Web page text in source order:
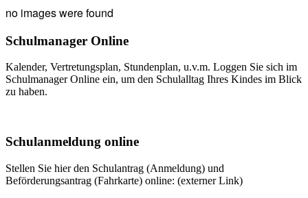
no images were found
Schulmanager Online
Kalender, Vertretungsplan, Stundenplan, u.v.m. Loggen Sie sich im
Schulmanager Online ein, um den Schulalltag Ihres Kindes im Blick
zu haben.
Schulanmeldung online
Stellen Sie hier den Schulantrag (Anmeldung) und
Beförderungsantrag (Fahrkarte) online: (externer Link)